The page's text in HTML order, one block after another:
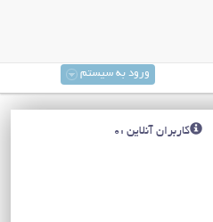
ورود به سیستم
کاربران آنلاین :0